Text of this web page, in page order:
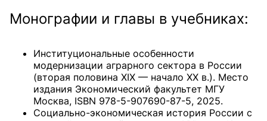
Монографии и главы в учебниках:
Институциональные особенности
модернизации аграрного сектора в России
(вторая половина XIX — начало XX в.). Место
издания Экономический факультет МГУ
Москва, ISBN 978-5-907690-87-5, 2025.
Социально-экономическая история России с